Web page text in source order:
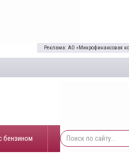
Реклама: АО «Микрофинансовая
бензином